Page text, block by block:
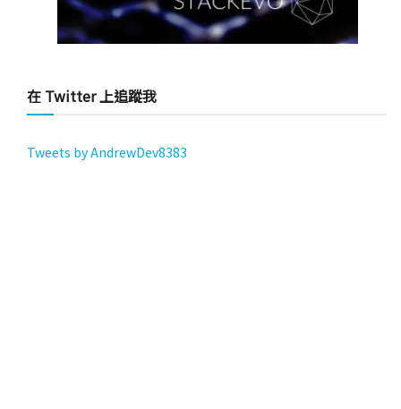
在 Twitter 上追蹤我
Tweets by AndrewDev8383